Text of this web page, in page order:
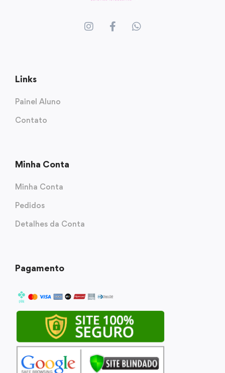
Links
Painel Aluno
Contato
Minha Conta
Minha Conta
Pedidos
Detalhes da Conta
Pagamento